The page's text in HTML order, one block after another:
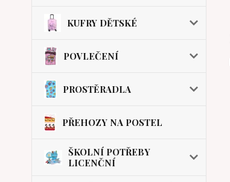
KUFRY DĚTSKÉ
POVLEČENÍ
PROSTĚRADLA
PŘEHOZY NA POSTEL
ŠKOLNÍ POTŘEBY
LICENČNÍ